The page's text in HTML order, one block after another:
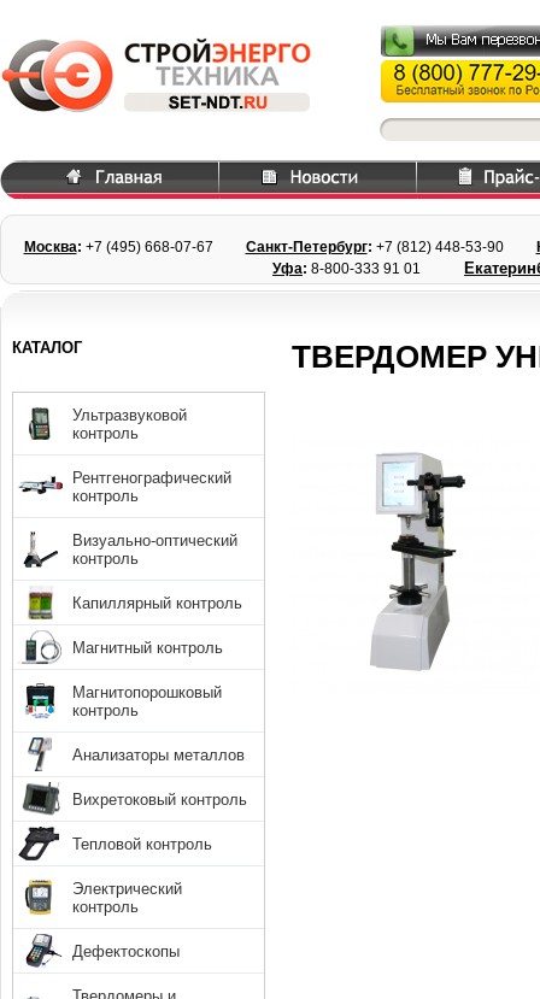
Москва: +7 (495) 668-07-67 Санкт-Петербург: +7 (812) 448-53-90
Уфа: 8-800-333 91 01
ТВЕРДОМЕР
КАТАЛОГ
Ультразвуковой
контроль
Рентгенографический
контроль
Визуально-оптический
контроль
Капиллярный контроль
Магнитный контроль
Магнитопорошковый
контроль
Анализаторы металлов
Вихретоковый контроль
Тепловой контроль
Электрический
контроль
Дефектоскопы
Твердомеры и